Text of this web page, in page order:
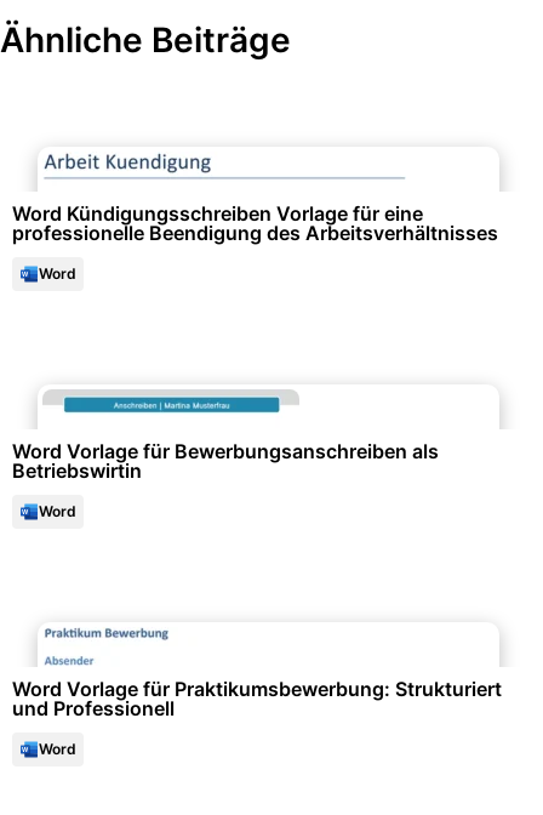
Ähnliche Beiträge
Word Kündigungsschreiben Vorlage für eine
professionelle Beendigung des Arbeitsverhältnisses
Word
Word Vorlage für Bewerbungsanschreiben als
Betriebswirtin
Word
Word Vorlage für Praktikumsbewerbung: Strukturiert
und Professionell
Word